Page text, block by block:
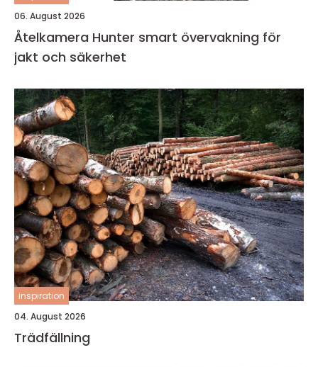
06. August 2026
Åtelkamera Hunter smart övervakning för
jakt och säkerhet
inspiration
04. August 2026
Trädfällning